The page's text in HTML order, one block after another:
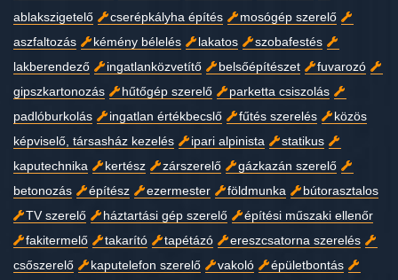
ablakszigetelő
cserépkályha építés
mosógép szerelő
aszfaltozás
kémény bélelés lakatos
szobafestés
lakberendező
ingatlanközvetítő belsőépítészet
fuvarozó
gipszkartonozás
hűtőgép szerelő
parketta csiszolás
padlóburkolás
ingatlan értékbecslő fűtés szerelés
közös
képviselő, társasház kezelés
ipari alpinista
statikus
kaputechnika
kertész zárszerelő
gázkazán szerelő
betonozás
építész ezermester földmunka
bútorasztalos
TV szerelő
háztartási gép szerelő
építési műszaki ellenőr
fakitermelő
takarító tapétázó
ereszcsatorna szerelés
csőszerelő
kaputelefon szerelő vakoló épületbontás